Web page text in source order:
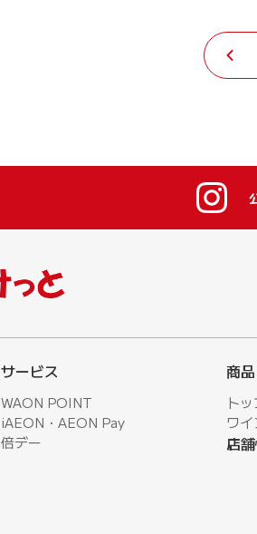
サービス
WAON POINT
iAEON・AEON Pay
倍デー
商品
ト
ワイ
店